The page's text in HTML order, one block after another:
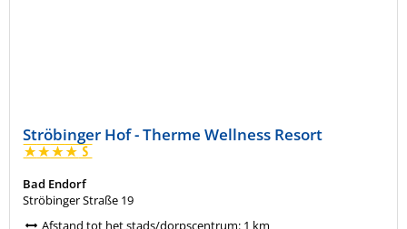
Ströbinger Hof - Therme Wellness Resort
Bad Endorf
Ströbinger Straße 19
Afstand tot het stads/dorpscentrum: 1 km